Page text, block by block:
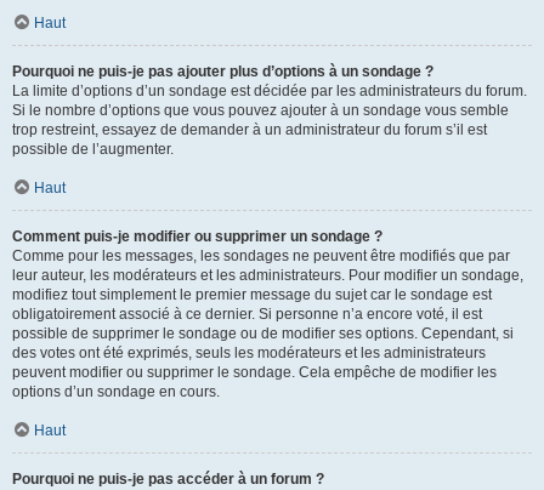
Haut
Pourquoi ne puis-je pas ajouter plus d’options à un sondage ?
La limite d’options d’un sondage est décidée par les administrateurs du forum.
Si le nombre d’options que vous pouvez ajouter à un sondage vous semble
trop restreint, essayez de demander à un administrateur du forum s’il est
possible de l’augmenter.
Haut
Comment puis-je modifier ou supprimer un sondage ?
Comme pour les messages, les sondages ne peuvent être modifiés que par
leur auteur, les modérateurs et les administrateurs. Pour modifier un sondage,
modifiez tout simplement le premier message du sujet car le sondage est
obligatoirement associé à ce dernier. Si personne n’a encore voté, il est
possible de supprimer le sondage ou de modifier ses options. Cependant, si
des votes ont été exprimés, seuls les modérateurs et les administrateurs
peuvent modifier ou supprimer le sondage. Cela empêche de modifier les
options d’un sondage en cours.
Haut
Pourquoi ne puis-je pas accéder à un forum ?